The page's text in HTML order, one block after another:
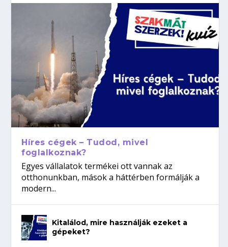
Híres cégek – Tudod, mivel
foglalkoznak?
Egyes vállalatok termékei ott vannak az
otthonunkban, mások a háttérben formálják a
modern...
Kitalálod, mire használják ezeket a
gépeket?